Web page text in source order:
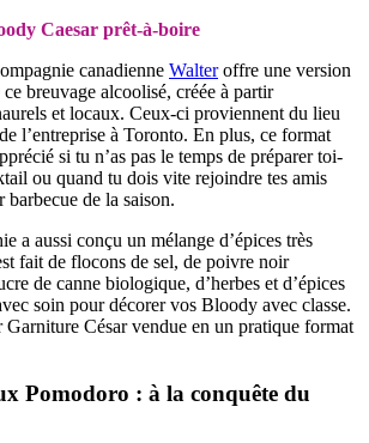
Caesar prêt-à-boire
canadienne Walteroffre une version
breuvage alcoolisé, créée à partir
et locaux. Ceux-ci proviennent du lieu
l’entreprise à Toronto. En plus, ce format
si tu n’as pas le temps de préparer toi-
ou quand tu dois vite rejoindre tes amis
barbecue de la saison.
a aussi conçu un mélange d’épices très
fait de flocons de sel, de poivre noir
de canne biologique, d’herbes et d’épices
soin pour décorer vos Bloody avec classe.
Garniture César vendue en un pratique format
Pomodoro : à la conquête du